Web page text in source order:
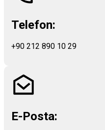
Telefon:
+90 212 890 10 29
E-Posta: